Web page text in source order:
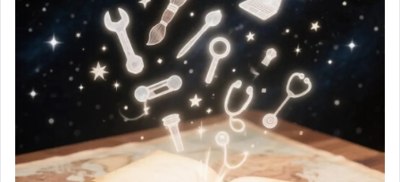
когда обещают миллионные заработки по
окончании того или иного Курса.
Важно отметить, что на первое место в любом
деле выходят личные навыки и компетенции,
приобретенные или готовые к приобретению.
Если человек не готов впитывать, разбираться и
учиться, то даже диплом Гарварда ему не
поможет.